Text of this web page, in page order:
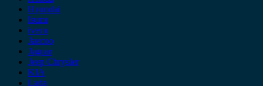
Hyundai
Isuzu
iveco
Jaecoo
Jaguar
Jeep Chrysler
KIA
Lada